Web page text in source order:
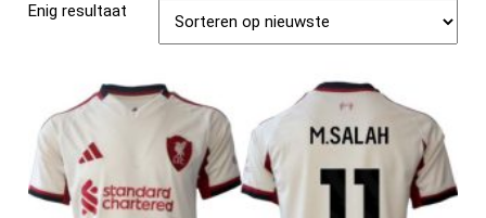
Enig resultaat